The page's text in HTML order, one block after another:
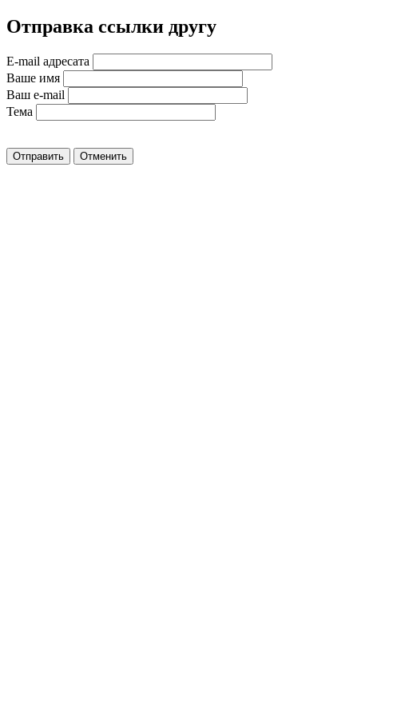
Отправка ссылки другу
E-mail адресата
Ваше имя
Ваш e-mail
Тема
Отправить Отменить